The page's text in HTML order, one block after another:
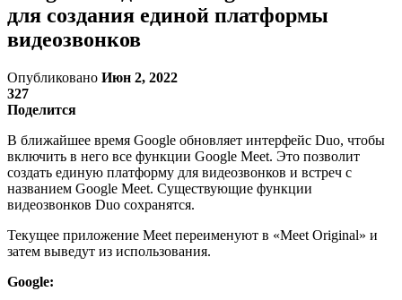
для создания единой платформы
видеозвонков
Опубликовано Июн 2, 2022
327
Поделится
В ближайшее время Google обновляет интерфейс Duo, чтобы
включить в него все функции Google Meet. Это позволит
создать единую платформу для видеозвонков и встреч с
названием Google Meet. Существующие функции
видеозвонков Duo сохранятся.
Текущее приложение Meet переименуют в «Meet Original» и
затем выведут из использования.
Google: